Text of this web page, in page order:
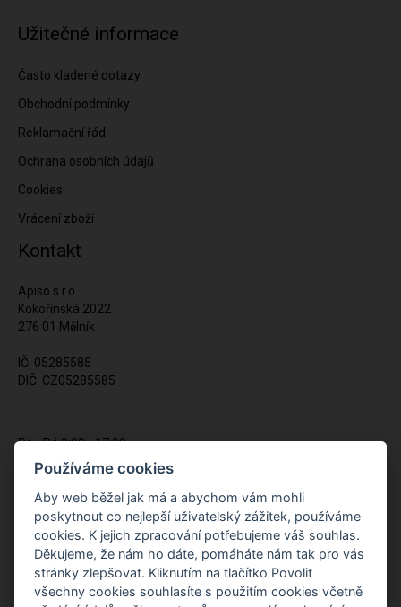
Užitečné informace
Často kladené dotazy
Obchodní podmínky
Reklamační řád
Ochrana osobních údajů
Cookies
Vrácení zboží
Kontakt
Apiso s.r.o.
Kokořínská 2022
276 01 Mělník
IČ: 05285585
DIČ: CZ05285585
Po - Pá 9:00 - 17:00
(12:00 - 12:30 pauza)
Napište nám kdykoliv!
info@apiso.cz
Používáme cookies
Aby web běžel jak má a abychom vám mohli
poskytnout co nejlepší uživatelský zážitek, používáme
cookies. K jejich zpracování potřebujeme váš souhlas.
Děkujeme, že nám ho dáte, pomáháte nám tak pro vás
stránky zlepšovat. Kliknutím na tlačítko Povolit
všechny cookies souhlasíte s použitím cookies včetně